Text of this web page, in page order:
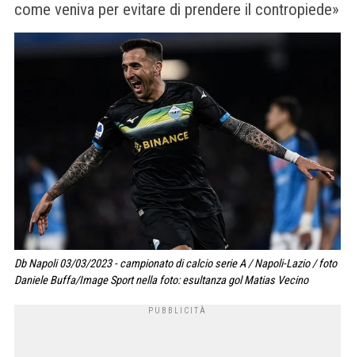
come veniva per evitare di prendere il contropiede»
Db Napoli 03/03/2023 - campionato di calcio serie A / Napoli-Lazio / foto
Daniele Buffa/Image Sport nella foto: esultanza gol Matias Vecino